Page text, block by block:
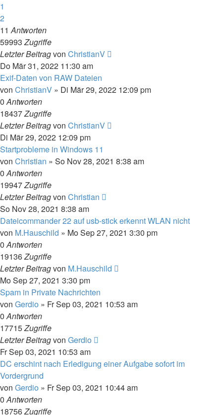
1
2
11Antworten
59993Zugriffe
Letzter Beitragvon ChristianV
Do Mär 31, 2022 11:30 am
Exif-Daten von RAW Dateien
von ChristianV » Di Mär 29, 2022 12:09 pm
0Antworten
18437Zugriffe
Letzter Beitragvon ChristianV
Di Mär 29, 2022 12:09 pm
Startprobleme in Windows 11
von Christian » So Nov 28, 2021 8:38 am
0Antworten
19947Zugriffe
Letzter Beitragvon Christian
So Nov 28, 2021 8:38 am
Dateicommander 22 auf usb-stick erkennt WLAN nicht
von M.Hauschild » Mo Sep 27, 2021 3:30 pm
0Antworten
19136Zugriffe
Letzter Beitragvon M.Hauschild
Mo Sep 27, 2021 3:30 pm
Spam in Private Nachrichten
von Gerdio » Fr Sep 03, 2021 10:53 am
0Antworten
17715Zugriffe
Letzter Beitragvon Gerdio
Fr Sep 03, 2021 10:53 am
DC erschint nach Erledigung einer Aufgabe sofort im
Vordergrund
von Gerdio » Fr Sep 03, 2021 10:44 am
0Antworten
18756Zugriffe